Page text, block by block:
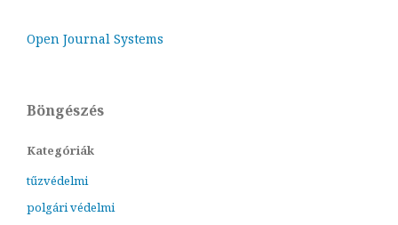
Open Journal Systems
Böngészés
Kategóriák
tűzvédelmi
polgári védelmi